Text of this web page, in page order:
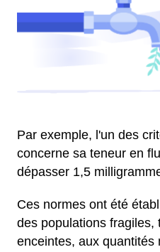
Par exemple, l'un des
concerne sa teneur en
dépasser 1,5
Ces normes ont été
des populations fragiles,
enceintes, aux quantités